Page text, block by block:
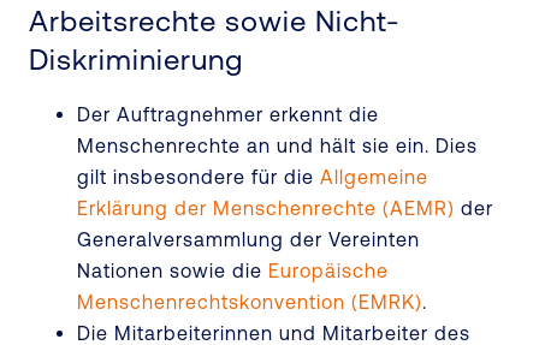
Arbeitsrechte sowie Nicht-
Diskriminierung
Der Auftragnehmer erkennt die
Menschenrechte an und hält sie ein. Dies
gilt insbesondere für die Allgemeine
Erklärung der Menschenrechte (AEMR) der
Generalversammlung der Vereinten
Nationen sowie die Europäische
Menschenrechtskonvention (EMRK).
Die Mitarbeiterinnen und Mitarbeiter des